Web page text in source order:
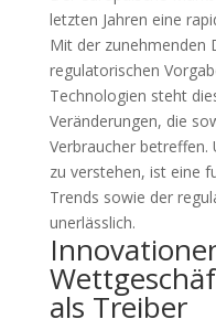
letzten Jahren eine
Mit der zunehmenden
regulatorischen
Technologien steht
Veränderungen, die
Verbraucher betreffen.
zu verstehen, ist eine
Trends sowie der
unerlässlich.
als Treiber